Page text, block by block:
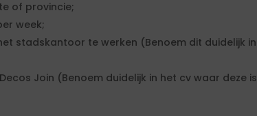
of provincie;
week;
stadskantoor te werken (Benoem dit duidelijk in
Join (Benoem duidelijk in het cv waar deze is